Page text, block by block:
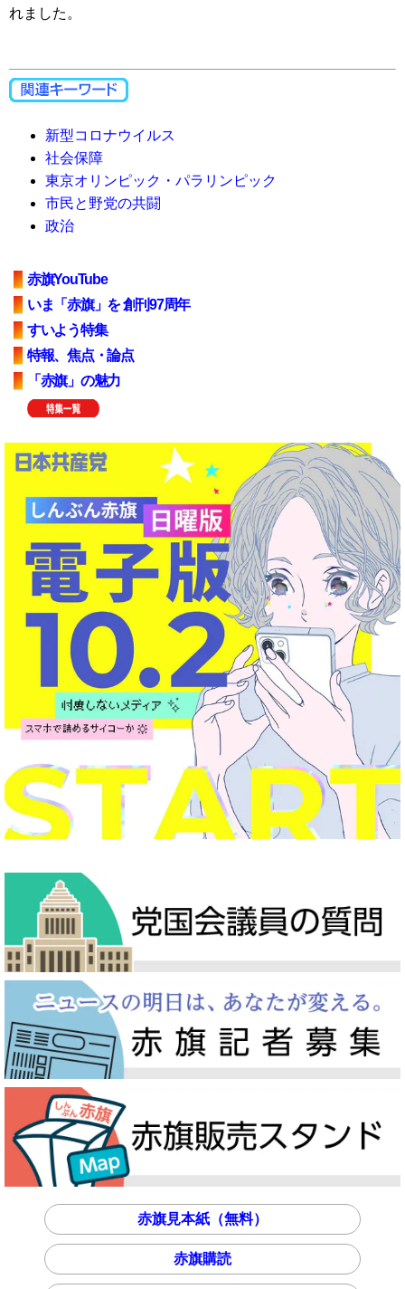
れました。
新型コロナウイルス
社会保障
東京オリンピック・パラリンピック
市民と野党の共闘
政治
赤旗YouTube
いま「赤旗」を 創刊97周年
すいよう特集
特報、焦点・論点
「赤旗」の魅力
赤旗見本紙（無料）
赤旗購読